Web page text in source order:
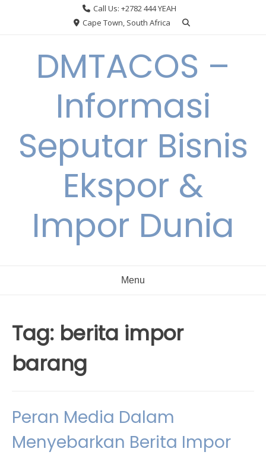
Call Us: +2782 444 YEAH
Cape Town, South Africa
DMTACOS –
Informasi
Seputar Bisnis
Ekspor &
Impor Dunia
Menu
Tag: berita impor
barang
Peran Media Dalam
Menyebarkan Berita Impor